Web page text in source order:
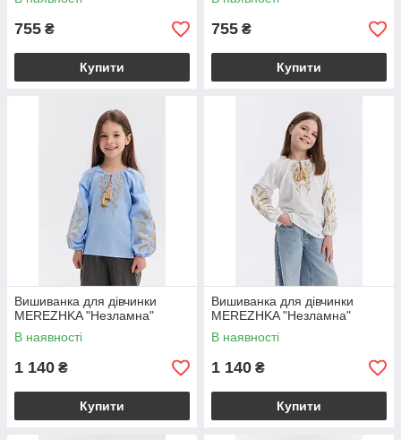
755 ₴
Купити
755 ₴
Купити
Вишиванка для дівчинки
MEREZHKA "Незламна"
В наявності
1 140 ₴
Купити
Вишиванка для дівчинки
MEREZHKA "Незламна"
В наявності
1 140 ₴
Купити